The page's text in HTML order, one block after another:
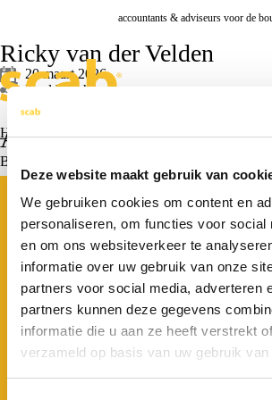
Deze website maakt gebruik van
We gebruiken cookies om content en
personaliseren, om functies voor social
en om ons websiteverkeer te
informatie over uw gebruik van onze
partners voor social media, adverteren
partners kunnen deze gegevens
informatie die u aan ze heeft verstrekt
verzameld op basis van uw gebruik
accountants & adviseurs voor de
Home
Ricky van der Velden
20 maart 2026
Deel bericht
Actueel
Bekijk alle actualiteiten >